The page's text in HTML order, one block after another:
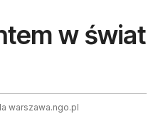
w świat
warszawa.ngo.pl